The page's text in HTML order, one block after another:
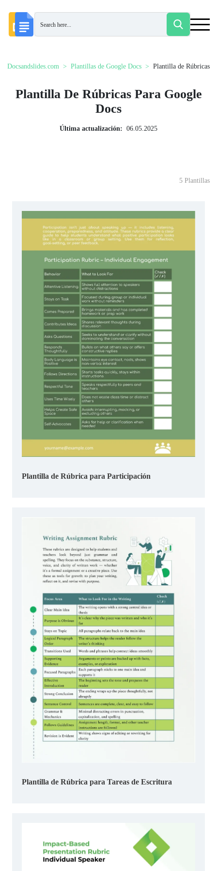
Docsandslides.com Plantillas de Google Docs Plantilla de Rúbricas
Plantilla De Rúbricas Para Google
Docs
Última actualización: 06.05.2025
5 Plantillas
Plantilla de Rúbrica para Participación
Plantilla de Rúbrica para Tareas de Escritura